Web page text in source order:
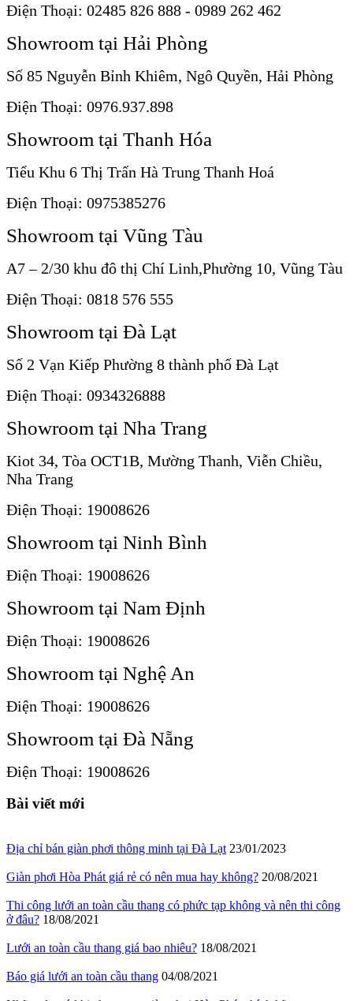
Điện Thoại: 02485 826 888 - 0989 262 462
Showroom tại Hải Phòng
Số 85 Nguyễn Bỉnh Khiêm, Ngô Quyền, Hải Phòng
Điện Thoại: 0976.937.898
Showroom tại Thanh Hóa
Tiểu Khu 6 Thị Trấn Hà Trung Thanh Hoá
Điện Thoại: 0975385276
Showroom tại Vũng Tàu
A7 – 2/30 khu đô thị Chí Linh,Phường 10, Vũng Tàu
Điện Thoại: 0818 576 555
Showroom tại Đà Lạt
Số 2 Vạn Kiếp Phường 8 thành phố Đà Lạt
Điện Thoại: 0934326888
Showroom tại Nha Trang
Kiot 34, Tòa OCT1B, Mường Thanh, Viễn Chiều,
Nha Trang
Điện Thoại: 19008626
Showroom tại Ninh Bình
Điện Thoại: 19008626
Showroom tại Nam Định
Điện Thoại: 19008626
Showroom tại Nghệ An
Điện Thoại: 19008626
Showroom tại Đà Nẵng
Điện Thoại: 19008626
Bài viết mới
Địa chỉ bán giàn phơi thông minh tại Đà Lạt 23/01/2023
Giàn phơi Hòa Phát giá rẻ có nên mua hay không? 20/08/2021
Thi công lưới an toàn cầu thang có phức tạp không và nên thi công
ở đâu? 18/08/2021
Lưới an toàn cầu thang giá bao nhiêu? 18/08/2021
Báo giá lưới an toàn cầu thang 04/08/2021